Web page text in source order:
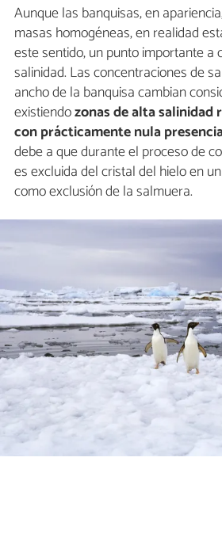
Aunque las banquisas, en
masas homogéneas, en realidad
este sentido, un punto importante a
salinidad. Las concentraciones de
ancho de la banquisa cambian
existiendozonas de alta salinidad
con prácticamente nula
debe a que durante el proceso de
es excluida del cristal del hielo en
como exclusión de la salmuera.